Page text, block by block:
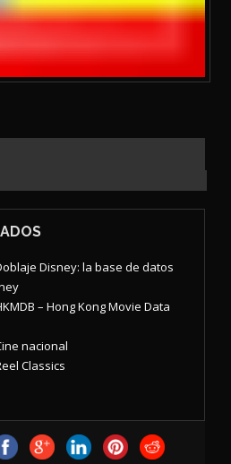
Disney: la base de datos
– Hong Kong Movie Data
nacional
Classics